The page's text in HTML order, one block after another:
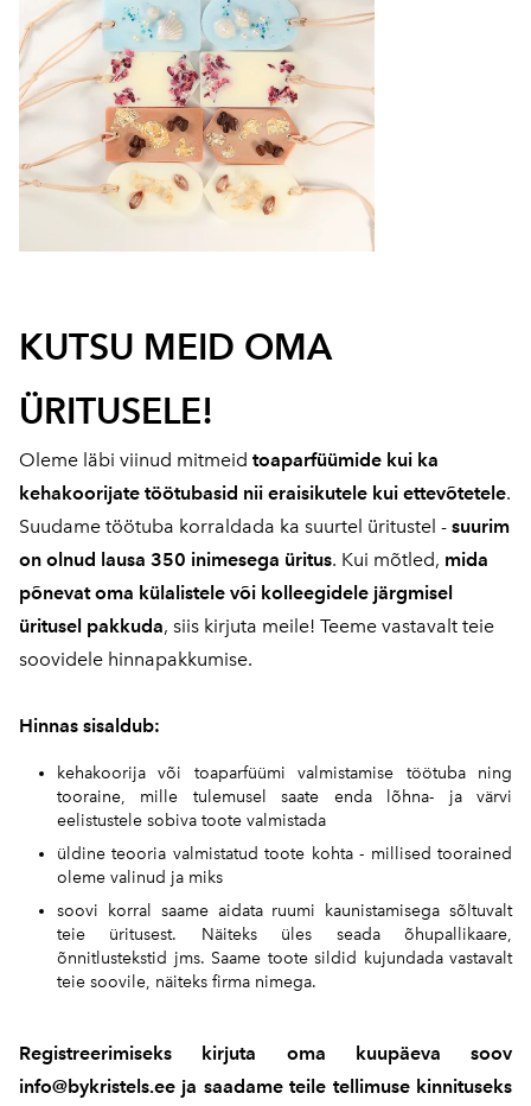
KUTSU MEID OMA
ÜRITUSELE!
Oleme läbi viinud mitmeid toaparfüümide kui ka
kehakoorijate töötubasid nii eraisikutele kui ettevõtetele.
Suudame töötuba korraldada ka suurtel üritustel - suurim
on olnud lausa 350 inimesega üritus. Kui mõtled, mida
põnevat oma külalistele või kolleegidele järgmisel
üritusel pakkuda, siis kirjuta meile! Teeme vastavalt teie
soovidele hinnapakkumise.
Hinnas sisaldub:
kehakoorija või toaparfüümi valmistamise töötuba ning
tooraine, mille tulemusel saate enda lõhna- ja värvi
eelistustele sobiva toote valmistada
üldine teooria valmistatud toote kohta - millised toorained
oleme valinud ja miks
soovi korral saame aidata ruumi kaunistamisega sõltuvalt
teie üritusest. Näiteks üles seada õhupallikaare,
õnnitlustekstid jms. Saame toote sildid kujundada vastavalt
teie soovile, näiteks firma nimega.
Registreerimiseks kirjuta oma kuupäeva soov
info@bykristels.ee ja saadame teile tellimuse kinnituseks